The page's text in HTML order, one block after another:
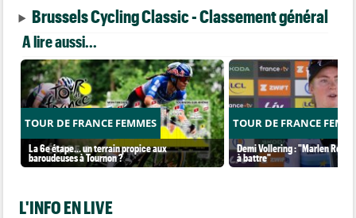
Brussels Cycling Classic - Classement général
A lire aussi...
TOUR DE FRANCE FEMMES
La 6e étape… un terrain propice aux
baroudeuses à Tournon ?
TOUR DE FRANCE
Demi Vollering : "Marlen
à battre"
L'INFO EN LIVE